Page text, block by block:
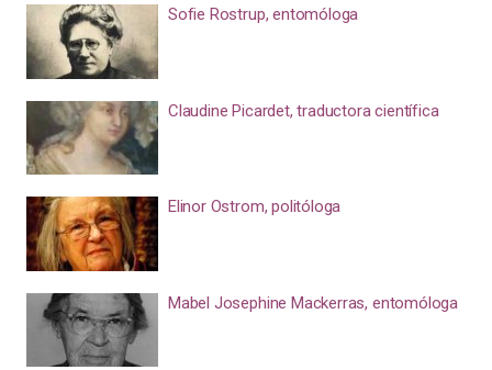
Sofie Rostrup, entomóloga
Claudine Picardet, traductora científica
Elinor Ostrom, politóloga
Mabel Josephine Mackerras, entomóloga